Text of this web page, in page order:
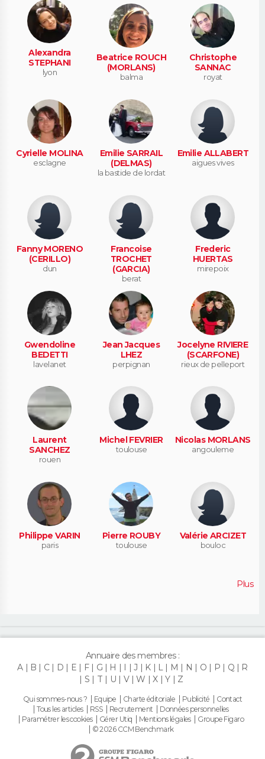
Alexandra
STEPHANI
lyon
Beatrice ROUCH
(MORLANS)
balma
Christophe
SANNAC
royat
Cyrielle MOLINA
esclagne
Emilie SARRAIL
(DELMAS)
la bastide de lordat
Emilie ALLABERT
aigues vives
Fanny MORENO
(CERILLO)
dun
Francoise
TROCHET
(GARCIA)
berat
Frederic
HUERTAS
mirepoix
Gwendoline
BEDETTI
lavelanet
Jean Jacques
LHEZ
perpignan
Jocelyne RIVIERE
(SCARFONE)
rieux de pelleport
Laurent
SANCHEZ
rouen
Michel FEVRIER
toulouse
Nicolas MORLANS
angouleme
Philippe VARIN
paris
Pierre ROUBY
toulouse
Valérie ARCIZET
bouloc
Plus
Annuaire des membres :
A
B C D E F G H I J K L M N O P Q
R
S
T U V W X Y Z
Qui sommes-nous ? Equipe Charte éditoriale Publicité
Contact
Tous les articles
RSS Recrutement
Données personnelles
Paramétrer les cookies
Gérer Utiq Mentions légales
Groupe Figaro
© 2026 CCM Benchmark